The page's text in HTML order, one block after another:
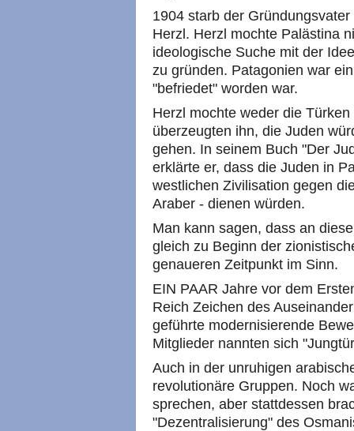
1904 starb der
Herzl. Herzl mochte Palästina
ideologische Suche mit der
zu gründen. Patagonien war
"befriedet" worden war.
Herzl mochte weder die
überzeugten ihn, die Juden
gehen. In seinem Buch "Der
erklärte er, dass die Juden in
westlichen Zivilisation gegen
Araber - dienen würden.
Man kann sagen, dass an
gleich zu Beginn der
genaueren Zeitpunkt im Sinn.
EIN PAAR Jahre vor dem
Reich Zeichen des
geführte modernisierende
Mitglieder nannten sich
Auch in der unruhigen
revolutionäre Gruppen. Noch
sprechen, aber stattdessen
"Dezentralisierung" des